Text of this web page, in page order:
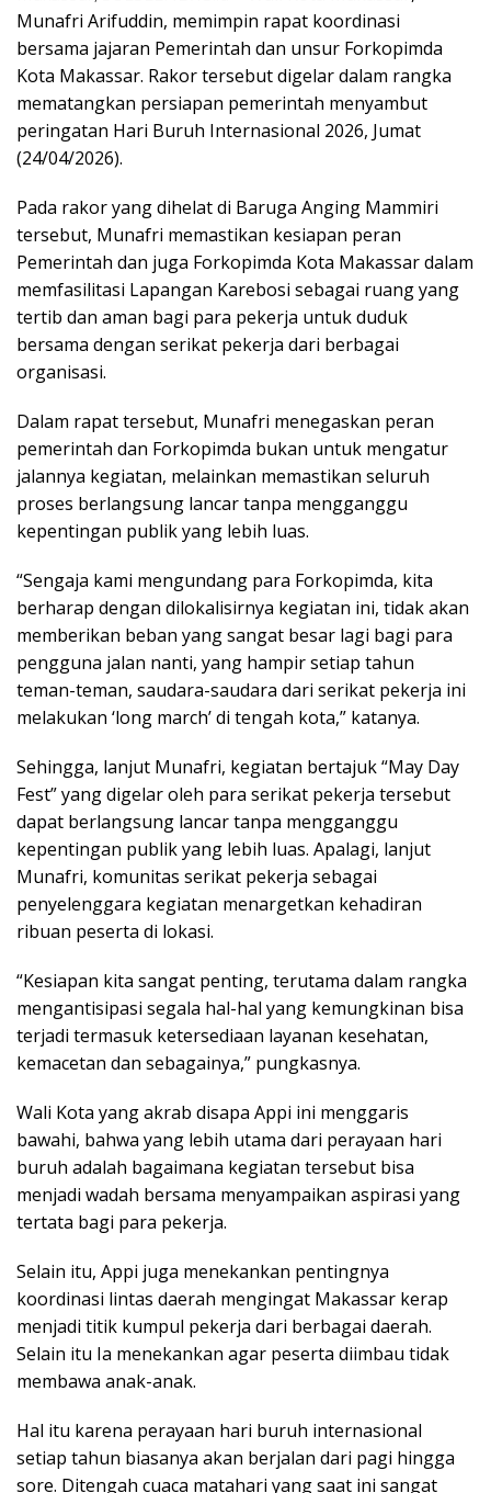
Munafri Arifuddin, memimpin rapat koordinasi
bersama jajaran Pemerintah dan unsur Forkopimda
Kota Makassar. Rakor tersebut digelar dalam rangka
mematangkan persiapan pemerintah menyambut
peringatan Hari Buruh Internasional 2026, Jumat
(24/04/2026).
Pada rakor yang dihelat di Baruga Anging Mammiri
tersebut, Munafri memastikan kesiapan peran
Pemerintah dan juga Forkopimda Kota Makassar dalam
memfasilitasi Lapangan Karebosi sebagai ruang yang
tertib dan aman bagi para pekerja untuk duduk
bersama dengan serikat pekerja dari berbagai
organisasi.
Dalam rapat tersebut, Munafri menegaskan peran
pemerintah dan Forkopimda bukan untuk mengatur
jalannya kegiatan, melainkan memastikan seluruh
proses berlangsung lancar tanpa mengganggu
kepentingan publik yang lebih luas.
“Sengaja kami mengundang para Forkopimda, kita
berharap dengan dilokalisirnya kegiatan ini, tidak akan
memberikan beban yang sangat besar lagi bagi para
pengguna jalan nanti, yang hampir setiap tahun
teman-teman, saudara-saudara dari serikat pekerja ini
melakukan ‘long march’ di tengah kota,” katanya.
Sehingga, lanjut Munafri, kegiatan bertajuk “May Day
Fest” yang digelar oleh para serikat pekerja tersebut
dapat berlangsung lancar tanpa mengganggu
kepentingan publik yang lebih luas. Apalagi, lanjut
Munafri, komunitas serikat pekerja sebagai
penyelenggara kegiatan menargetkan kehadiran
ribuan peserta di lokasi.
“Kesiapan kita sangat penting, terutama dalam rangka
mengantisipasi segala hal-hal yang kemungkinan bisa
terjadi termasuk ketersediaan layanan kesehatan,
kemacetan dan sebagainya,” pungkasnya.
Wali Kota yang akrab disapa Appi ini menggaris
bawahi, bahwa yang lebih utama dari perayaan hari
buruh adalah bagaimana kegiatan tersebut bisa
menjadi wadah bersama menyampaikan aspirasi yang
tertata bagi para pekerja.
Selain itu, Appi juga menekankan pentingnya
koordinasi lintas daerah mengingat Makassar kerap
menjadi titik kumpul pekerja dari berbagai daerah.
Selain itu Ia menekankan agar peserta diimbau tidak
membawa anak-anak.
Hal itu karena perayaan hari buruh internasional
setiap tahun biasanya akan berjalan dari pagi hingga
sore. Ditengah cuaca matahari yang saat ini sangat